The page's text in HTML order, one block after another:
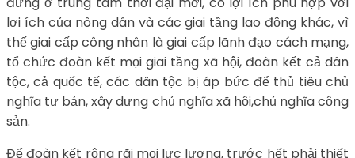
lợi ích của nông dân và các giai tầng lao động khác, vì
thế giai cấp công nhân là giai cấp lãnh đạo cách mạng,
tổ chức đoàn kết mọi giai tầng xã hội, đoàn kết cả dân
tộc, cả quốc tế, các dân tộc bị áp bức để thủ tiêu chủ
nghĩa tư bản, xây dựng chủ nghĩa xã hội,chủ nghĩa cộng
sản.
Để đoàn kết rộng rãi mọi lực lượng, trước hết phải thiết